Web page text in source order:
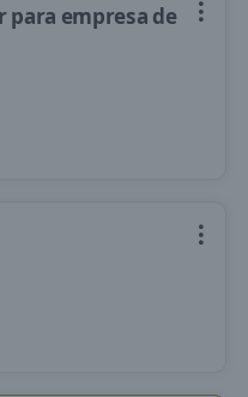
para empresa de